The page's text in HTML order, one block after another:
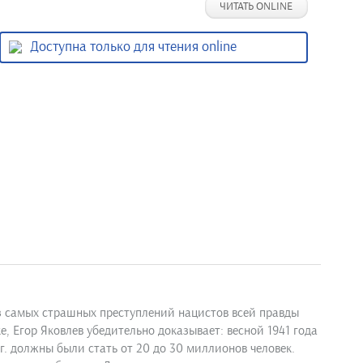
ЧИТАТЬ ONLINE
Доступна только для чтения online
страшных преступлений нацистов всей правды
Яковлев убедительно доказывает: весной 1941 года
должны были стать от 20 до 30 миллионов человек.